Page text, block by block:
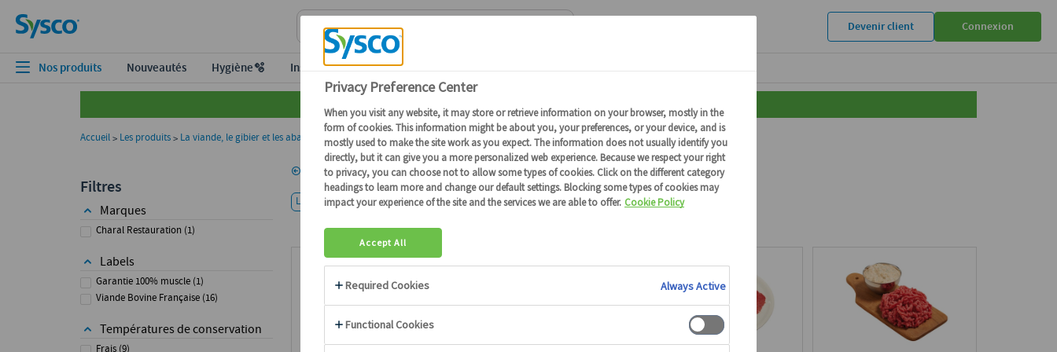
Devenir client Connexion
Nos produits Nouveautés Hygiène🫧 Inspiration
Connectez-vous devenez client pour obtenir plus de détails
Accueil> Les produits> La viande, le gibier et les abats Les tartares et carpaccios
Filtres
Marques
Charal Restauration (1)
Labels
Garantie 100% muscle (1)
Viande Bovine Française (16)
Températures de conservation
Frais (9)
RetourLes tartares et carpaccios 17 produits
Les tartares Les carpaccios